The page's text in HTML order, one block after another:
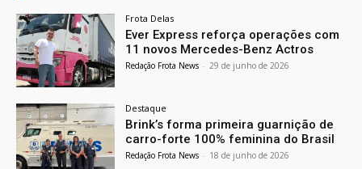
Frota Delas
Ever Express reforça operações com
11 novos Mercedes-Benz Actros
Redação Frota News - 29 de junho de 2026
Destaque
Brink’s forma primeira guarnição de
carro-forte 100% feminina do Brasil
Redação Frota News - 18 de junho de 2026